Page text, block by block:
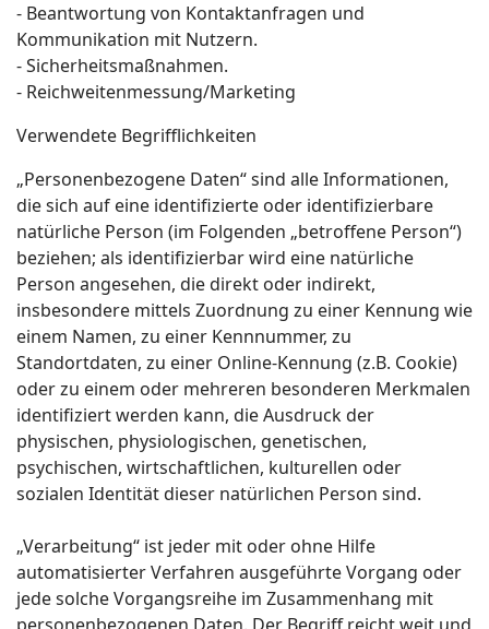
- Beantwortung von Kontaktanfragen und
Kommunikation mit Nutzern.
- Sicherheitsmaßnahmen.
- Reichweitenmessung/Marketing
Verwendete Begrifflichkeiten
„Personenbezogene Daten“ sind alle Informationen,
die sich auf eine identifizierte oder identifizierbare
natürliche Person (im Folgenden „betroffene Person“)
beziehen; als identifizierbar wird eine natürliche
Person angesehen, die direkt oder indirekt,
insbesondere mittels Zuordnung zu einer Kennung wie
einem Namen, zu einer Kennnummer, zu
Standortdaten, zu einer Online-Kennung (z.B. Cookie)
oder zu einem oder mehreren besonderen Merkmalen
identifiziert werden kann, die Ausdruck der
physischen, physiologischen, genetischen,
psychischen, wirtschaftlichen, kulturellen oder
sozialen Identität dieser natürlichen Person sind.
„Verarbeitung“ ist jeder mit oder ohne Hilfe
automatisierter Verfahren ausgeführte Vorgang oder
jede solche Vorgangsreihe im Zusammenhang mit